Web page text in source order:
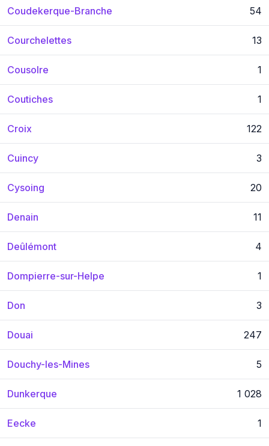
Coudekerque-Branche 54
Courchelettes 13
Cousolre 1
Coutiches 1
Croix 122
Cuincy 3
Cysoing 20
Denain 11
Deûlémont 4
Dompierre-sur-Helpe 1
Don 3
Douai 247
Douchy-les-Mines 5
Dunkerque 1 028
Eecke 1